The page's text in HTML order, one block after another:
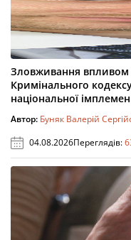
Зловживання впливом
Кримінального
національної імплемен
Автор: Буняк Валерій
04.08.2026Переглядів: